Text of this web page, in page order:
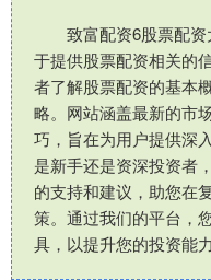
致富配资6股票配
于提供股票配资相关的
者了解股票配资的基本
略。网站涵盖最新的市
巧，旨在为用户提供深
是新手还是资深投资者
的支持和建议，助您在
策。通过我们的平台，
具，以提升您的投资能